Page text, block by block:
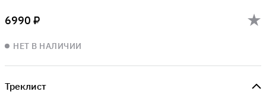
6990 ₽
НЕТ В НАЛИЧИИ
Треклист